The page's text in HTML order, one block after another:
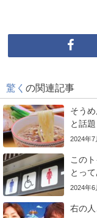
驚く の関連記事
そう
と話題
2024年7
この
とっ
2024年6
右の